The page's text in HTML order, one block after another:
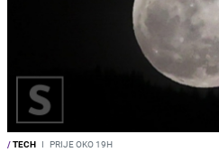
/TECH I PRIJE OKO 19H